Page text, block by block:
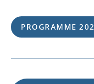
PROGRAMME 202